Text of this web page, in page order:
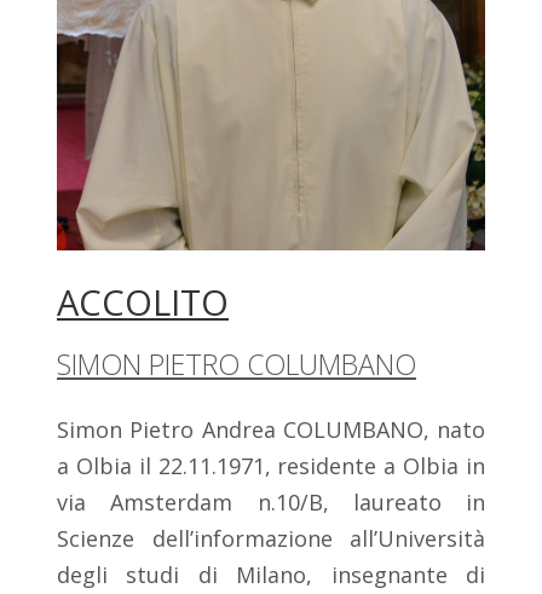
ACCOLITO
SIMON PIETRO COLUMBANO
Simon Pietro Andrea COLUMBANO, nato
a Olbia il 22.11.1971, residente a Olbia in
via Amsterdam n.10/B, laureato in
Scienze dell’informazione all’Università
degli studi di Milano, insegnante di